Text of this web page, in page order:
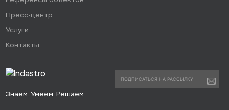
Знаем. Умеем. Решаем.
Пресс-центр
Услуги
Контакты